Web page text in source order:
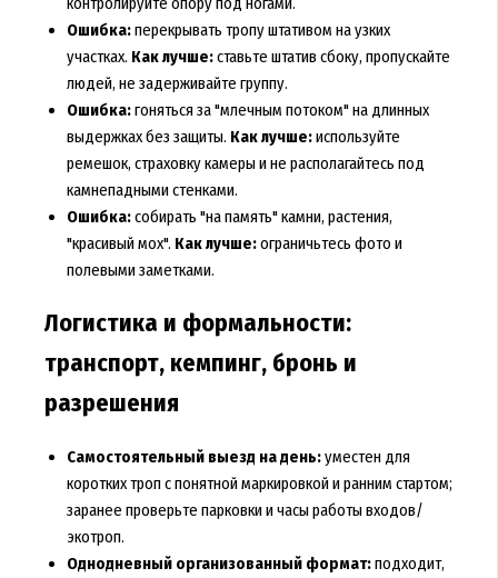
Ошибка:перекрывать тропу штативом на узких
участках. Как лучше:ставьте штатив сбоку, пропускайте
людей, не задерживайте группу.
Ошибка:гоняться за "млечным потоком" на длинных
выдержках без защиты. Как лучше:используйте
ремешок, страховку камеры и не располагайтесь под
камнепадными стенками.
Ошибка:собирать "на память" камни, растения,
"красивый мох". Как лучше:ограничьтесь фото и
полевыми заметками.
Логистика и формальности:
транспорт, кемпинг, бронь и
разрешения
Самостоятельный выезд на день:уместен для
коротких троп с понятной маркировкой и ранним стартом;
заранее проверьте парковки и часы работы входов/
экотроп.
Однодневный организованный формат:подходит,